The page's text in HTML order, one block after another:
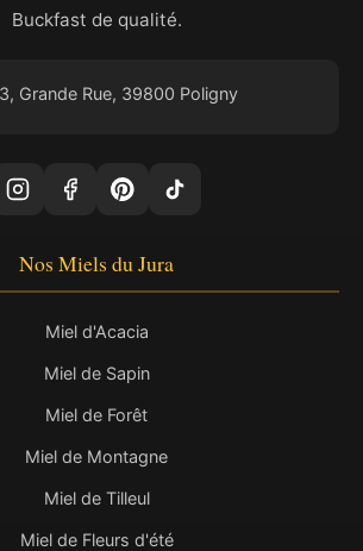
Buckfast de qualité.
Grande Rue, 39800 Poligny
Nos Miels du Jura
Miel d'Acacia
Miel de Sapin
Miel de Forêt
Miel de Montagne
Miel de Tilleul
Miel de Fleurs d'été